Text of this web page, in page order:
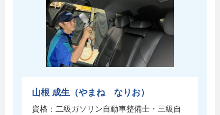
山根 成生（やまね なりお）
資格：二級ガソリン自動車整備士・三級自